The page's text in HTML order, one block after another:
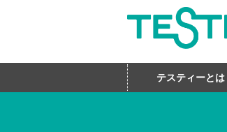
テスティーとは